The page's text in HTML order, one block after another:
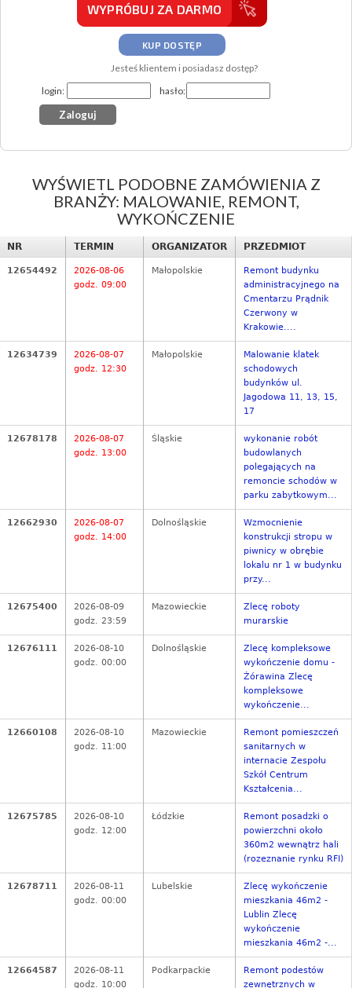
WYPRÓBUJ ZA DARMO
KUP DOSTĘP
Jesteś klientem i posiadasz dostęp?
login:
hasło:
WYŚWIETL PODOBNE ZAMÓWIENIA Z
BRANŻY: MALOWANIE, REMONT,
WYKOŃCZENIE
NR TERMIN ORGANIZATOR PRZEDMIOT
12654492
2026-08-06
godz. 09:00
Małopolskie
Remont budynku
administracyjnego na
Cmentarzu Prądnik
Czerwony w
Krakowie....
12634739
2026-08-07
godz. 12:30
Małopolskie
Malowanie klatek
schodowych
budynków ul.
Jagodowa 11, 13, 15,
17
12678178
2026-08-07
godz. 13:00
Śląskie
wykonanie robót
budowlanych
polegających na
remoncie schodów w
parku zabytkowym...
12662930
2026-08-07
godz. 14:00
Dolnośląskie
Wzmocnienie
konstrukcji stropu w
piwnicy w obrębie
lokalu nr 1 w budynku
przy...
12675400
2026-08-09
godz. 23:59
Mazowieckie
Zlecę roboty
murarskie
12676111
2026-08-10
godz. 00:00
Dolnośląskie
Zlecę kompleksowe
wykończenie domu -
Żórawina Zlecę
kompleksowe
wykończenie...
12660108
2026-08-10
godz. 11:00
Mazowieckie
Remont pomieszczeń
sanitarnych w
internacie Zespołu
Szkół Centrum
Kształcenia...
12675785
2026-08-10
godz. 12:00
Łódzkie
Remont posadzki o
powierzchni około
360m2 wewnątrz hali
(rozeznanie rynku RFI)
12678711
2026-08-11
godz. 00:00
Lubelskie
Zlecę wykończenie
mieszkania 46m2 -
Lublin Zlecę
wykończenie
mieszkania 46m2 -...
12664587
2026-08-11
godz. 10:00
Podkarpackie
Remont podestów
zewnętrznych w